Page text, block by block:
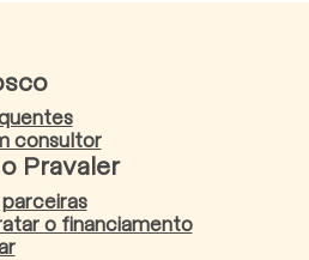
consultor
Pravaler
o financiamento